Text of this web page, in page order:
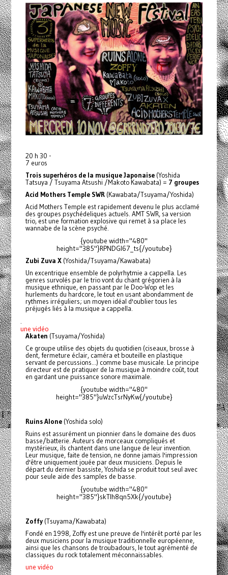
20 h 30 -
7 euros
Trois superhéros de la musique Japonaise(Yoshida
Tatsuya / Tsuyama Atsushi /Makoto Kawabata) = 7 groupes
Acid Mothers Temple SWR(Kawabata/Tsuyama/Yoshida)
Acid Mothers Temple est rapidement devenu le plus acclamé
des groupes psychédeliques actuels. AMT SWR, sa version
trio, est une formation explosive qui remet à sa place les
wannabe de la scène psyché.
{youtube width="480"
height="385"}RPNDGI67_ts{/youtube}
Zubi Zuva X(Yoshida/Tsuyama/Kawabata)
Un excentrique ensemble de polyrhytmie a cappella. Les
genres survolés par le trio vont du chant grégorien à la
musique ethnique, en passant par le Doo-Wop et les
hurlements du hardcore, le tout en usant abondamment de
rythmes irréguliers; un moyen idéal d'oublier tous les
préjugés liés à la musique a cappella.
.
une vidéo
Akaten (Tsuyama/Yoshida)
Ce groupe utilise des objets du quotidien (ciseaux, brosse à
dent, fermeture éclair, caméra et bouteille en plastique
servant de percussions...) comme base musicale. Le principe
directeur est de pratiquer de la musique à moindre coût, tout
en gardant une puissance sonore maximale.
{youtube width="480"
height="385"}uWzcTsrNyKw{/youtube}
Ruins Alone(Yoshida solo)
Ruins est assurément un pionnier dans le domaine des duos
basse/batterie. Auteurs de morceaux compliqués et
mystérieux, ils chantent dans une langue de leur invention.
Leur musique, faite de tension, ne donne jamais l'impression
d'être uniquement jouée par deux musiciens. Depuis le
départ du dernier bassiste, Yoshida se produit tout seul avec
pour seule aide des samples de basse.
{youtube width="480"
height="385"}skTIh8qn5Xk{/youtube}
Zoffy(Tsuyama/Kawabata)
Fondé en 1998, Zoffy est une preuve de l'intérêt porté par les
deux musiciens pour la musique traditionnelle européenne,
ainsi que les chansons de troubadours, le tout agrémenté de
classiques du rock totalement méconnaissables.
une vidéo